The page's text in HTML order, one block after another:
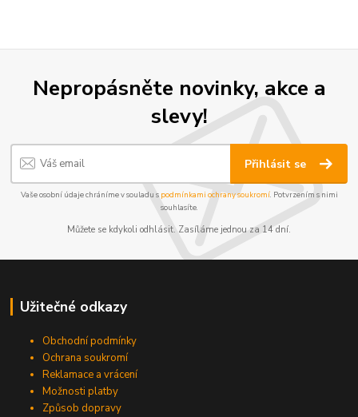
Nepropásněte novinky, akce a
slevy!
Přihlásit se
Vaše osobní údaje chráníme v souladu s podmínkami ochrany soukromí. Potvrzením s nimi
souhlasíte.
Můžete se kdykoli odhlásit. Zasíláme jednou za 14 dní.
Užitečné odkazy
Obchodní podmínky
Ochrana soukromí
Reklamace a vrácení
Možnosti platby
Způsob dopravy